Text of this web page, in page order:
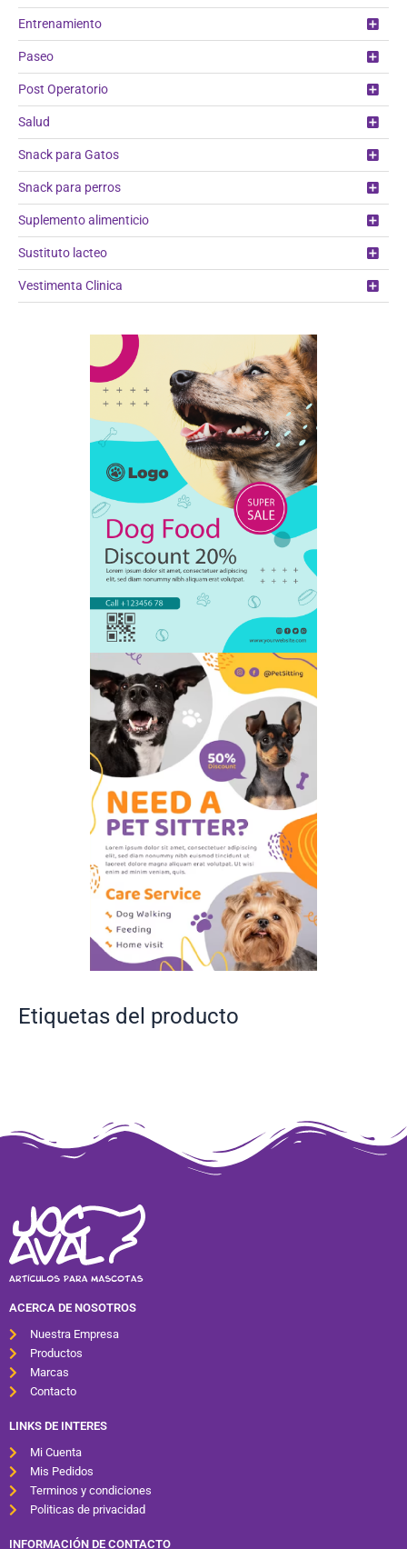
Entrenamiento
Paseo
Post Operatorio
Salud
Snack para Gatos
Snack para perros
Suplemento alimenticio
Sustituto lacteo
Vestimenta Clinica
Etiquetas del producto
ACERCA DE NOSOTROS
Nuestra Empresa
Productos
Marcas
Contacto
LINKS DE INTERES
Mi Cuenta
Mis Pedidos
Terminos y condiciones
Politicas de privacidad
INFORMACIÓN DE CONTACTO